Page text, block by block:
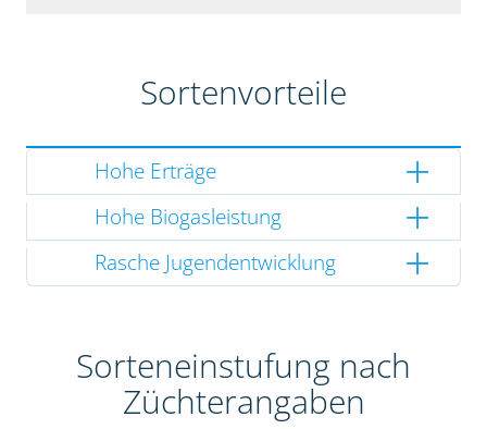
Sortenvorteile
Hohe Erträge
Hohe Biogasleistung
Rasche Jugendentwicklung
Sorteneinstufung nach
Züchterangaben